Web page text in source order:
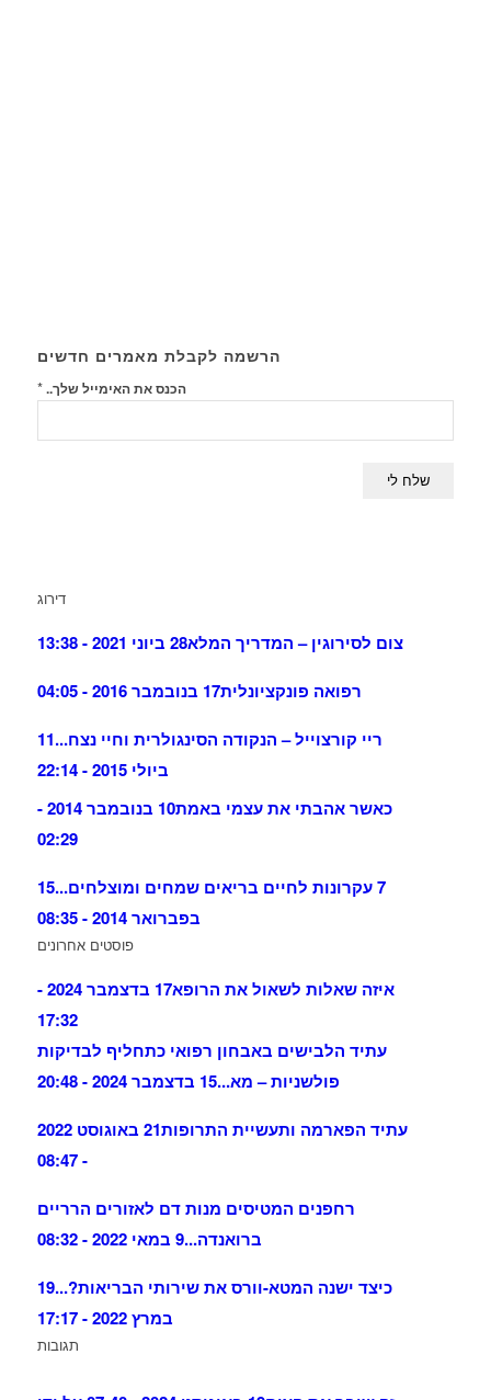
הרשמה לקבלת מאמרים חדשים
הכנס את האימייל שלך..*
דירוג
צום לסירוגין – המדריך המלא28 ביוני 2021 - 13:38
רפואה פונקציונלית17 בנובמבר 2016 - 04:05
ריי קורצוייל – הנקודה הסינגולרית וחיי נצח...11
ביולי 2015 - 22:14
כאשר אהבתי את עצמי באמת
10 בנובמבר 2014 -
02:29
7 עקרונות לחיים בריאים שמחים ומוצלחים...
15
בפברואר 2014 - 08:35
פוסטים אחרונים
איזה שאלות לשאול את הרופא
17 בדצמבר 2024 -
17:32
עתיד הלבישים באבחון רפואי כתחליף לבדיקות
פולשניות – מא...15 בדצמבר 2024 - 20:48
עתיד הפארמה ותעשיית התרופות
21 באוגוסט 2022
- 08:47
רחפנים המטיסים מנות דם לאזורים הרריים
ברואנדה...9 במאי 2022 - 08:32
כיצד ישנה המטא-וורס את שירותי הבריאות?...19
במרץ 2022 - 17:17
תגובות